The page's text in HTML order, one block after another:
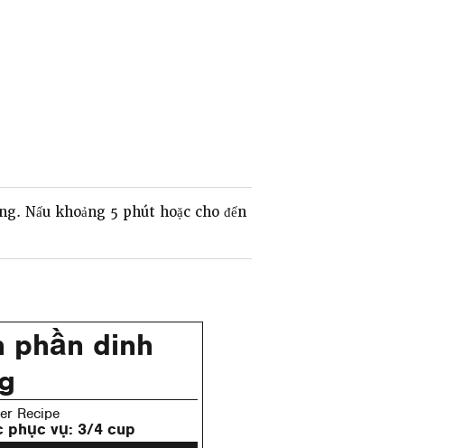
Nấu khoảng 5 phút hoặc cho đến
phần dinh
Recipe
phục vụ: 3/4 cup